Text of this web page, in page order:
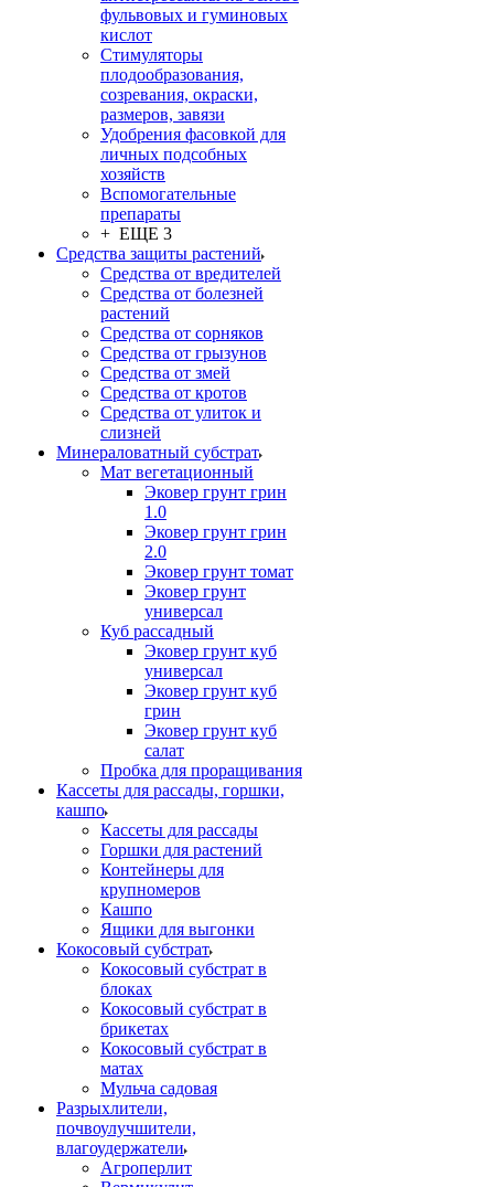
фульвовых и гуминовых
кислот
Стимуляторы
плодообразования,
созревания, окраски,
размеров, завязи
Удобрения фасовкой для
личных подсобных
хозяйств
Вспомогательные
препараты
+ ЕЩЕ 3
Средства защиты растений
Средства от вредителей
Средства от болезней
растений
Средства от сорняков
Средства от грызунов
Средства от змей
Средства от кротов
Средства от улиток и
слизней
Минераловатный субстрат
Мат вегетационный
Эковер грунт грин
1.0
Эковер грунт грин
2.0
Эковер грунт томат
Эковер грунт
универсал
Куб рассадный
Эковер грунт куб
универсал
Эковер грунт куб
грин
Эковер грунт куб
салат
Пробка для проращивания
Кассеты для рассады, горшки,
кашпо
Кассеты для рассады
Горшки для растений
Контейнеры для
крупномеров
Кашпо
Ящики для выгонки
Кокосовый субстрат
Кокосовый субстрат в
блоках
Кокосовый субстрат в
брикетах
Кокосовый субстрат в
матах
Мульча садовая
Разрыхлители,
почвоулучшители,
влагоудержатели
Агроперлит